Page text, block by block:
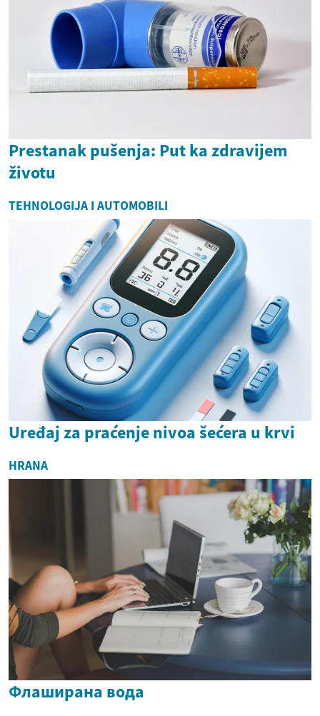
Prestanak pušenja: Put ka zdravijem
životu
TEHNOLOGIJA I AUTOMOBILI
Uređaj za praćenje nivoa šećera u krvi
HRANA
Флаширана вода